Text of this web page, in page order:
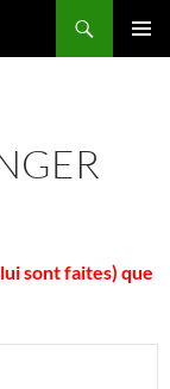
sont faites) que